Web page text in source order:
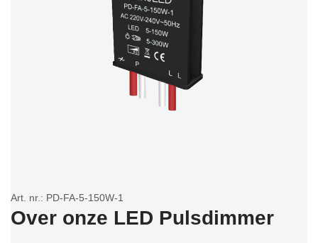
Art. nr.: PD-FA-5-150W-1
Over onze LED Pulsdimmer